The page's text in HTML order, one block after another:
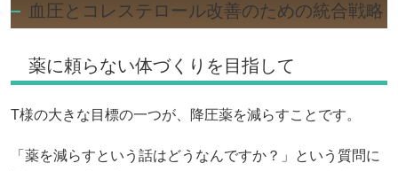
血圧とコレステロール改善のための統合戦略
薬に頼らない体づくりを目指して
T様の大きな目標の一つが、降圧薬を減らすことです。
「薬を減らすという話はどうなんですか？」という質問に